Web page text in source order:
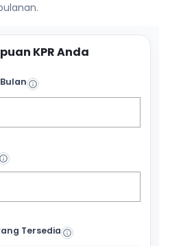
KPR Anda
Tersedia